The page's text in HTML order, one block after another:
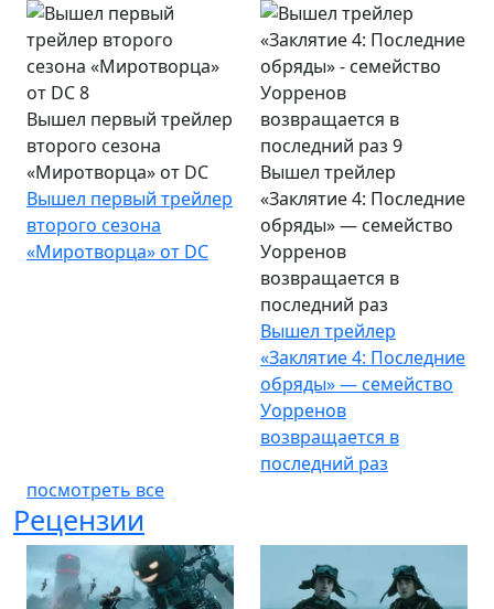
Вышел первый трейлер
второго сезона
«Миротворца» от DC
Вышел первый трейлер
второго сезона
«Миротворца» от DC
Вышел трейлер
«Заклятие 4: Последние
обряды» — семейство
Уорренов
возвращается в
последний раз
Вышел трейлер
«Заклятие 4: Последние
обряды» — семейство
Уорренов
возвращается в
последний раз
посмотреть все
Рецензии